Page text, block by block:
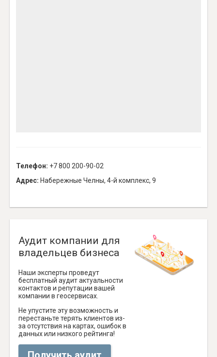
Телефон: +7 800 200-90-02
Адрес: Набережные Челны, 4-й комплекс, 9
Аудит компании для
владельцев бизнеса
Наши эксперты проведут
бесплатный аудит актуальности
контактов и репутации вашей
компании в геосервисах.
Не упустите эту возможность и
перестаньте терять клиентов из-
за отсутствия на картах, ошибок в
данных или низкого рейтинга!